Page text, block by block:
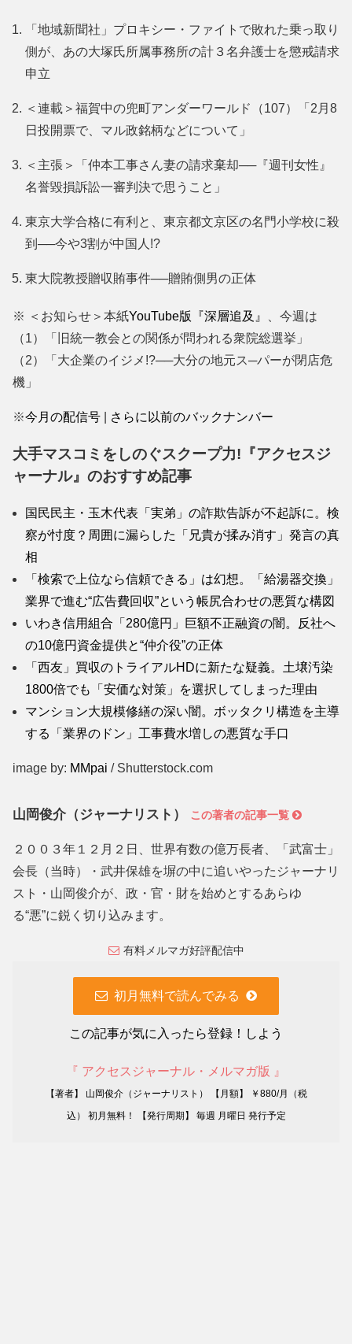
「地域新聞社」プロキシー・ファイトで敗れた乗っ取り
側が、あの大塚氏所属事務所の計３名弁護士を懲戒請求
申立
＜連載＞福賀中の兜町アンダーワールド（107）「2月8
日投開票で、マル政銘柄などについて」
＜主張＞「仲本工事さん妻の請求棄却──『週刊女性』
名誉毀損訴訟一審判決で思うこと」
東京大学合格に有利と、東京都文京区の名門小学校に殺
到──今や3割が中国人!?
東大院教授贈収賄事件──贈賄側男の正体
※ ＜お知らせ＞本紙YouTube版『深層追及』
、今週は
（1）「旧統一教会との関係が問われる衆院総選挙」
（2）「大企業のイジメ!?──大分の地元ス─パーが閉店危
機」
※今月の配信号 さらに以前のバックナンバー
大手マスコミをしのぐスクープ力!『アクセスジ
ャーナル』のおすすめ記事
国民民主・玉木代表「実弟」の詐欺告訴が不起訴に。検
察が忖度？周囲に漏らした「兄貴が揉み消す」発言の真
相
「検索で上位なら信頼できる」は幻想。「給湯器交換」
業界で進む“広告費回収”という帳尻合わせの悪質な構図
いわき信用組合「280億円」巨額不正融資の闇。反社へ
の10億円資金提供と“仲介役”の正体
「西友」買収のトライアルHDに新たな疑義。土壌汚染
1800倍でも「安価な対策」を選択してしまった理由
マンション大規模修繕の深い闇。ボッタクリ構造を主導
する「業界のドン」工事費水増しの悪質な手口
image by: MMpai / Shutterstock.com
山岡俊介（ジャーナリスト） この著者の記事一覧
２００３年１２月２日、世界有数の億万長者、「武富士」
会長（当時）・武井保雄を塀の中に追いやったジャーナリ
スト・山岡俊介が、政・官・財を始めとするあらゆ
る“悪”に鋭く切り込みます。
有料メルマガ好評配信中
初月無料で読んでみる
この記事が気に入ったら登録！しよう
『 アクセスジャーナル・メルマガ版 』
【著者】 山岡俊介（ジャーナリスト） 【月額】 ￥880/月（税
込） 初月無料！ 【発行周期】 毎週 月曜日 発行予定